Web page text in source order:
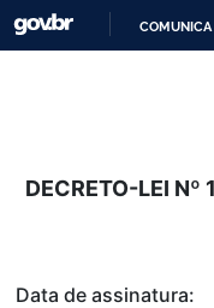
COMUNICA
DECRETO-LEI Nº
Data de assinatura: